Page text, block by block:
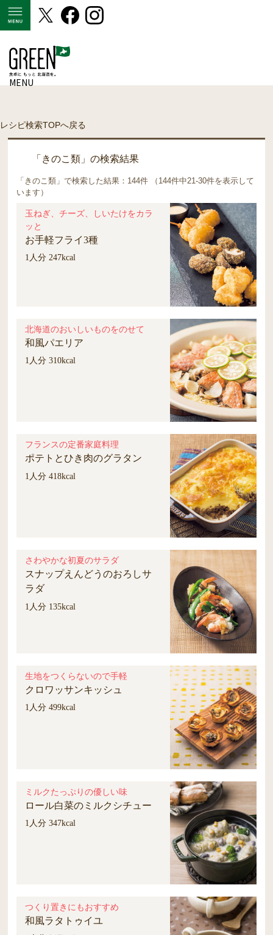
MENU
レシピ検索TOPへ戻る
「きのこ類」の検索結果
「きのこ類」で検索した結果：144件 （144件中21-30件を表示して
います）
玉ねぎ、チーズ、しいたけをカラ
ッと
お手軽フライ3種
1人分 247kcal
北海道のおいしいものをのせて
和風パエリア
1人分 310kcal
フランスの定番家庭料理
ポテトとひき肉のグラタン
1人分 418kcal
さわやかな初夏のサラダ
スナップえんどうのおろしサ
ラダ
1人分 135kcal
生地をつくらないので手軽
クロワッサンキッシュ
1人分 499kcal
ミルクたっぷりの優しい味
ロール白菜のミルクシチュー
1人分 347kcal
つくり置きにもおすすめ
和風ラタトゥイユ